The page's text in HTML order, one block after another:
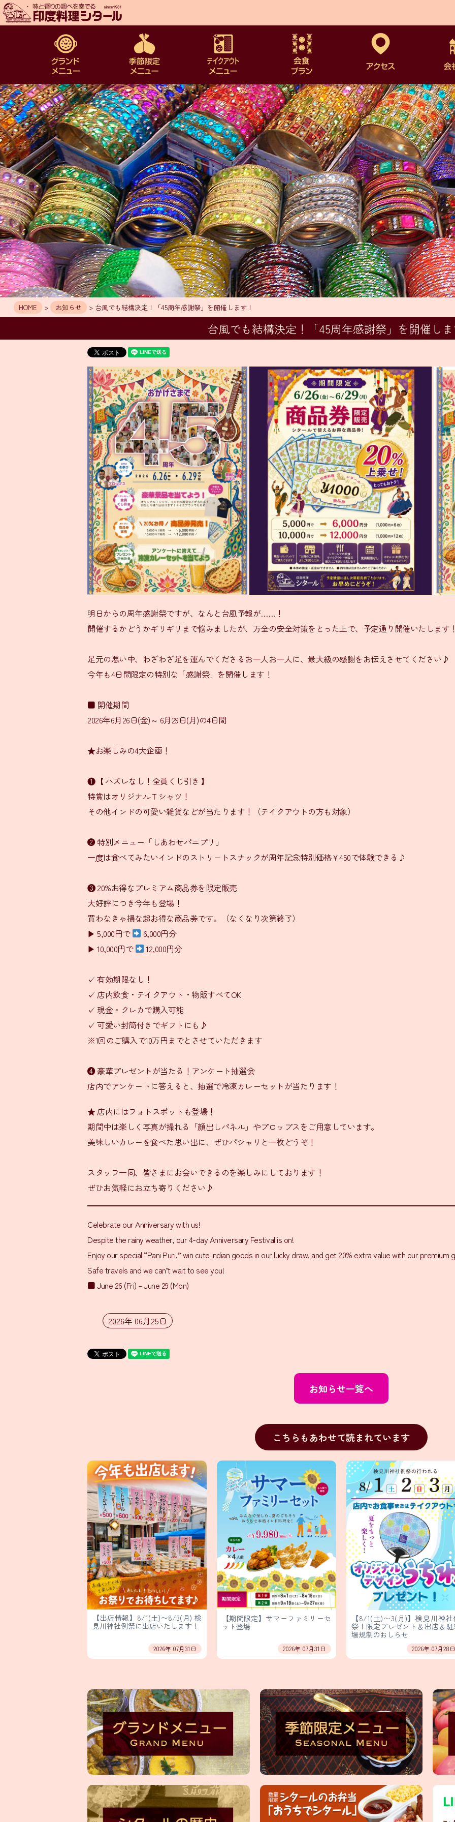
HOME > お知らせ > 台風でも結構決定！「45周年感謝祭」を開催します！
台風でも結構決定！「45周年感謝祭」を開催し
明日からの周年感謝祭ですが、なんと台風予報が……！
開催するかどうかギリギリまで悩みましたが、万全の安全対策をとった上で、予定通り開催いたします
足元の悪い中、わざわざ足を運んでくださるお一人お一人に、最大級の感謝をお伝えさせてください♪
今年も4日間限定の特別な「感謝祭」を開催します！
■ 開催期間
2026年6月26日(金)～ 6月29日(月)の4日間
★お楽しみの4大企画！
❶【 ハズレなし！全員くじ引き 】
特賞はオリジナルＴシャツ！
その他インドの可愛い雑貨などが当たります！（テイクアウトの方も対象）
❷ 特別メニュー「しあわせパニプリ」
一度は食べてみたいインドのストリートスナックが周年記念特別価格￥450で体験できる♪
❸ 20%お得なプレミアム商品券を限定販売
大好評につき今年も登場！
買わなきゃ損な超お得な商品券です。（なくなり次第終了）
▶ 5,000円で
6,000円分
▶ 10,000円で
12,000円分
✓ 有効期限なし！
✓ 店内飲食・テイクアウト・物販すべてOK
✓ 現金・クレカで購入可能
✓ 可愛い封筒付きでギフトにも♪
※1回のご購入で10万円までとさせていただきます
❹ 豪華プレゼントが当たる！アンケート抽選会
店内でアンケートに答えると、抽選で冷凍カレーセットが当たります！
★ 店内にはフォトスポットも登場！
期間中は楽しく写真が撮れる「顔出しパネル」やプロップスをご用意しています。
美味しいカレーを食べた思い出に、ぜひパシャリと一枚どうぞ！
スタッフ一同、皆さまにお会いできるのを楽しみにしております！
ぜひお気軽にお立ち寄りください♪
Celebrate our Anniversary with us!
Despite the rainy weather, our 4-day Anniversary Festival is on!
Enjoy our special “Pani Puri,” win cute Indian goods in our lucky draw, and get 20% extra value with our premium
Safe travels and we can’t wait to see you!
■ June 26 (Fri) – June 29 (Mon)
2026年 06月25日
お知らせ一覧へ
こちらもあわせて読まれています
【出店情報】8/1(土)〜8/3(月) 検
見川神社例祭に出店いたします！
2026年 07月31日
【期間限定】サマーファミリーセ
ット登場
2026年 07月31日
【8/1(土)〜3(月)】検見川神社
祭！限定プレゼント＆出店＆
場規制のおしらせ
2026年 07月28日